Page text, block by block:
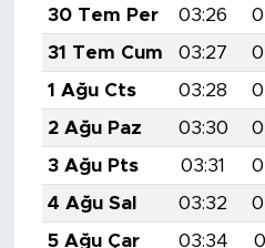
30 Tem Per
03:26
31 Tem Cum
03:27
1 Ağu Cts
03:28
2 Ağu Paz
03:30
3 Ağu Pts
03:31
4 Ağu Sal
03:32
5 Ağu Çar
03:34